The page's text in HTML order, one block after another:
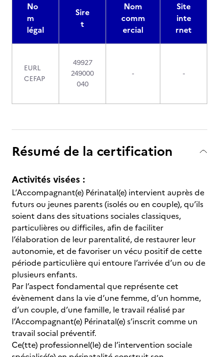
No
m
légal
Sire
t
Nom
comm
ercial
Site
inte
rnet
EURL
CEFAP
49927
249000
040
- -
Résumé de la certification
Activités visées :
L’Accompagnant(e) Périnatal(e) intervient auprès de
futurs ou jeunes parents (isolés ou en couple), qu’ils
soient dans des situations sociales classiques,
particulières ou difficiles, afin de faciliter
l’élaboration de leur parentalité, de restaurer leur
autonomie, et de favoriser un vécu positif de cette
période particulière qui entoure l’arrivée d’un ou de
plusieurs enfants.
Par l’aspect fondamental que représente cet
évènement dans la vie d’une femme, d’un homme,
d’un couple, d’une famille, le travail réalisé par
l’Accompagnant(e) Périnatal(e) s’inscrit comme un
travail social préventif.
Ce(tte) professionnel(le) de l’intervention sociale